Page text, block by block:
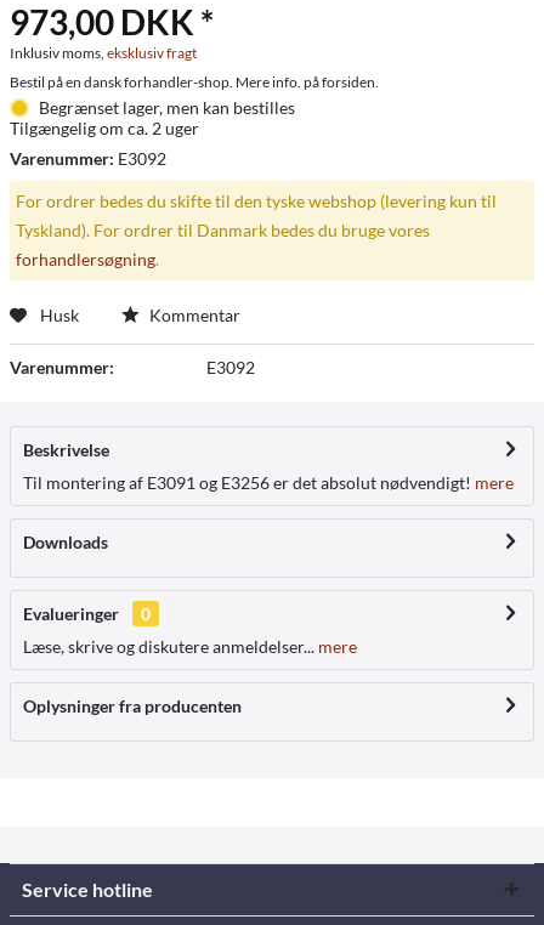
973,00 DKK *
Inklusiv moms, eksklusiv fragt
Bestil på en dansk forhandler-shop. Mere info. på forsiden.
Begrænset lager, men kan bestilles
Tilgængelig om ca. 2 uger
Varenummer: E3092
For ordrer bedes du skifte til den tyske webshop (levering kun til
Tyskland). For ordrer til Danmark bedes du bruge vores
forhandlersøgning.
Husk Kommentar
Varenummer: E3092
Beskrivelse
Til montering af E3091 og E3256 er det absolut nødvendigt! mere
Downloads
Evalueringer
0
Læse, skrive og diskutere anmeldelser... mere
Oplysninger fra producenten
Service hotline